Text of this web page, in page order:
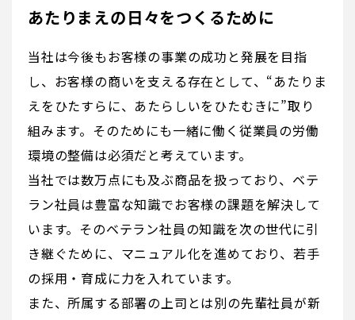
あたりまえの日々をつくるために
当社は今後もお客様の事業の成功と発展を目指
し、お客様の商いを支える存在として、“あたりま
えをひたすらに、あたらしいをひたむきに”取り
組みます。そのためにも一緒に働く従業員の労働
環境の整備は必須だと考えています。
当社では数万点にも及ぶ商品を扱っており、ベテ
ラン社員は豊富な知識でお客様の課題を解決して
います。そのベテラン社員の知識を次の世代に引
き継ぐために、マニュアル化を進めており、若手
の採用・育成に力を入れています。
また、所属する部署の上司とは別の先輩社員が新